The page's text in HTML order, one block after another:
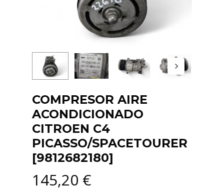
COMPRESOR AIRE
ACONDICIONADO
CITROEN C4
PICASSO/SPACETOURER
[9812682180]
145,20 €